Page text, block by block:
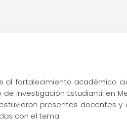
al fortalecimiento académico
de Investigación Estudiantil en
presentes docentes y
con el tema.